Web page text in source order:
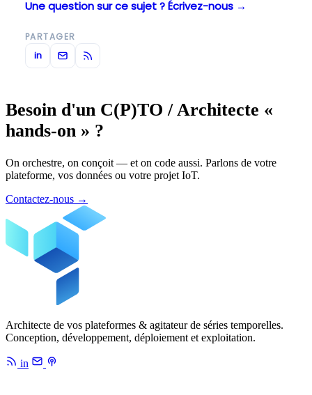
Une question sur ce sujet ? Écrivez-nous →
PARTAGER
in
Besoin d'un C(P)TO / Architecte «
hands-on » ?
On orchestre, on conçoit — et on code aussi. Parlons de votre
plateforme, vos données ou votre projet IoT.
Contactez-nous →
Architecte de vos plateformes & agitateur de séries temporelles.
Conception, développement, déploiement et exploitation.
in